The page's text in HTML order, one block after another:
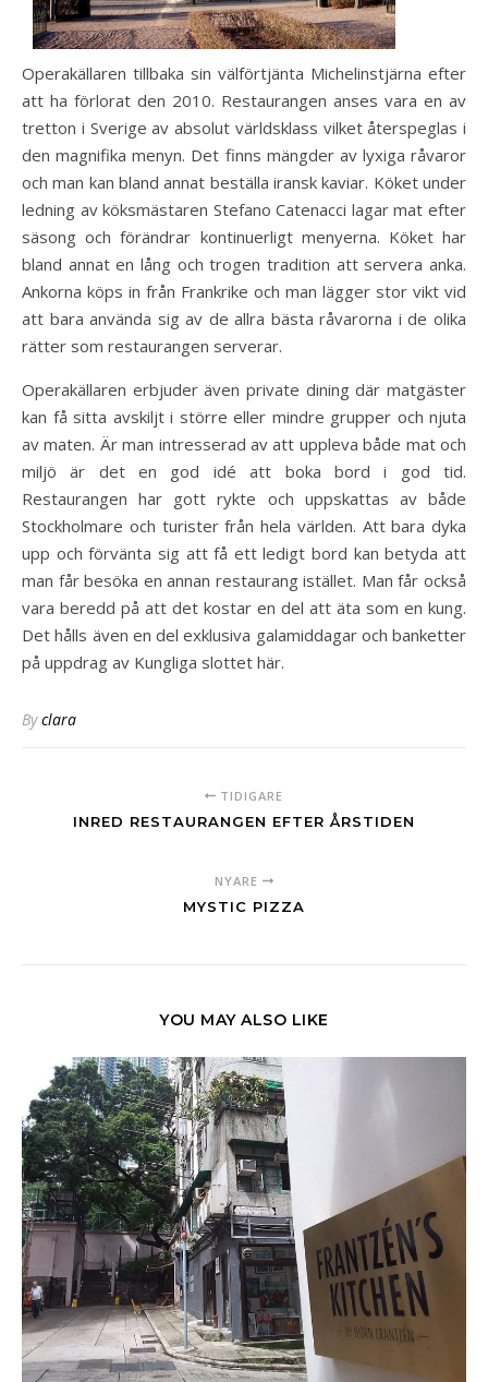
Operakällaren tillbaka sin välförtjänta Michelinstjärna efter
att ha förlorat den 2010. Restaurangen anses vara en av
tretton i Sverige av absolut världsklass vilket återspeglas i
den magnifika menyn. Det finns mängder av lyxiga råvaror
och man kan bland annat beställa iransk kaviar. Köket under
ledning av köksmästaren Stefano Catenacci lagar mat efter
säsong och förändrar kontinuerligt menyerna. Köket har
bland annat en lång och trogen tradition att servera anka.
Ankorna köps in från Frankrike och man lägger stor vikt vid
att bara använda sig av de allra bästa råvarorna i de olika
rätter som restaurangen serverar.
Operakällaren erbjuder även private dining där matgäster
kan få sitta avskiljt i större eller mindre grupper och njuta
av maten. Är man intresserad av att uppleva både mat och
miljö är det en god idé att boka bord i god tid.
Restaurangen har gott rykte och uppskattas av både
Stockholmare och turister från hela världen. Att bara dyka
upp och förvänta sig att få ett ledigt bord kan betyda att
man får besöka en annan restaurang istället. Man får också
vara beredd på att det kostar en del att äta som en kung.
Det hålls även en del exklusiva galamiddagar och banketter
på uppdrag av Kungliga slottet här.
Byclara
TIDIGARE
INRED RESTAURANGEN EFTER ÅRSTIDEN
NYARE
MYSTIC PIZZA
YOU MAY ALSO LIKE